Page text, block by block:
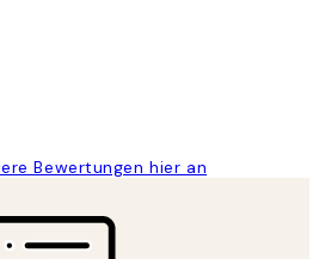
Bewertungen hier an